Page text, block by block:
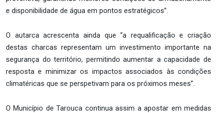
e disponibilidade de água em pontos estratégicos”.
O autarca acrescenta ainda que “a requalificação e criação
destas charcas representam um investimento importante na
segurança do território, permitindo aumentar a capacidade de
resposta e minimizar os impactos associados às condições
climatéricas que se perspetivam para os próximos meses”.
O Município de Tarouca continua assim a apostar em medidas